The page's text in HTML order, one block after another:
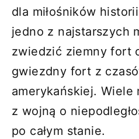
dla miłośników
jedno z najstarszych
zwiedzić ziemny fort
gwiezdny fort z
amerykańskiej. Wiele
z wojną o
po całym stanie.